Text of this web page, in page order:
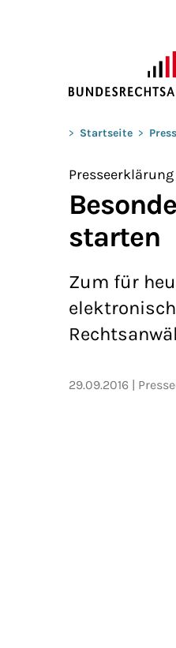
Sie befinden sich
> Startseite >
Presseerklärung
starten
Zum für
29.09.2016